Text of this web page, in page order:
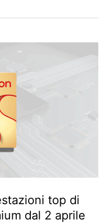
top di
dal 2 aprile